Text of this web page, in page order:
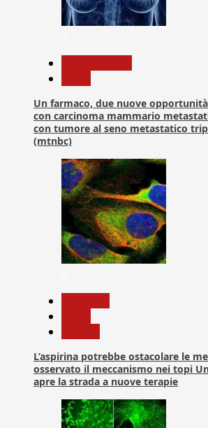
Un farmaco, due nuove
con carcinoma mammario
con tumore al seno metastatico
(mtnbc)
L’aspirina potrebbe ostacolare le
osservato il meccanismo nei topi
apre la strada a nuove terapie